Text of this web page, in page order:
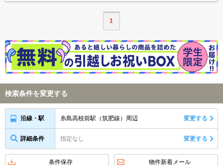
1
検索条件を変更する
沿線・駅 糸島高校前駅（筑肥線）周辺 変更する
詳細条件 指定なし 変更する
条件保存 物件新着メール